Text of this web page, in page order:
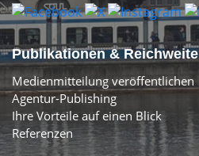
Publikationen & Reichweite
Medienmitteilung veröffentlichen
Agentur-Publishing
Ihre Vorteile auf einen Blick
Referenzen